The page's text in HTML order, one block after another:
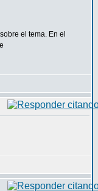
el tema. En el